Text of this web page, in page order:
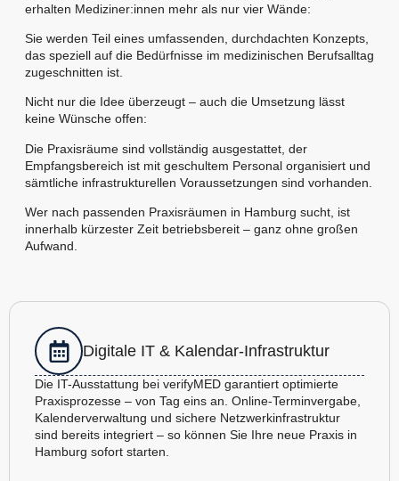
erhalten Mediziner:innen mehr als nur vier Wände:
Sie werden Teil eines umfassenden, durchdachten Konzepts,
das speziell auf die Bedürfnisse im medizinischen Berufsalltag
zugeschnitten ist.
Nicht nur die Idee überzeugt – auch die Umsetzung lässt
keine Wünsche offen:
Die Praxisräume sind vollständig ausgestattet, der
Empfangsbereich ist mit geschultem Personal organisiert und
sämtliche infrastrukturellen Voraussetzungen sind vorhanden.
Wer nach passenden Praxisräumen in Hamburg sucht, ist
innerhalb kürzester Zeit betriebsbereit – ganz ohne großen
Aufwand.
Digitale IT & Kalendar-Infrastruktur
Die IT-Ausstattung bei verifyMED garantiert optimierte
Praxisprozesse – von Tag eins an. Online-Terminvergabe,
Kalenderverwaltung und sichere Netzwerkinfrastruktur
sind bereits integriert – so können Sie Ihre neue Praxis in
Hamburg sofort starten.